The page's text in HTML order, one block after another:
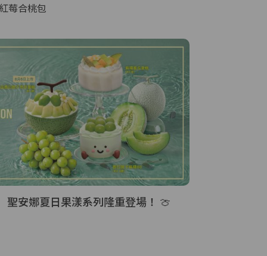
莓合桃包
安娜夏日果漾系列隆重登場！ 🍈